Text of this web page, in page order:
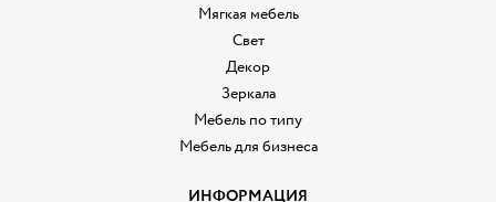
Мягкая мебель
Свет
Декор
Зеркала
Мебель по типу
Мебель для бизнеса
ИНФОРМАЦИЯ